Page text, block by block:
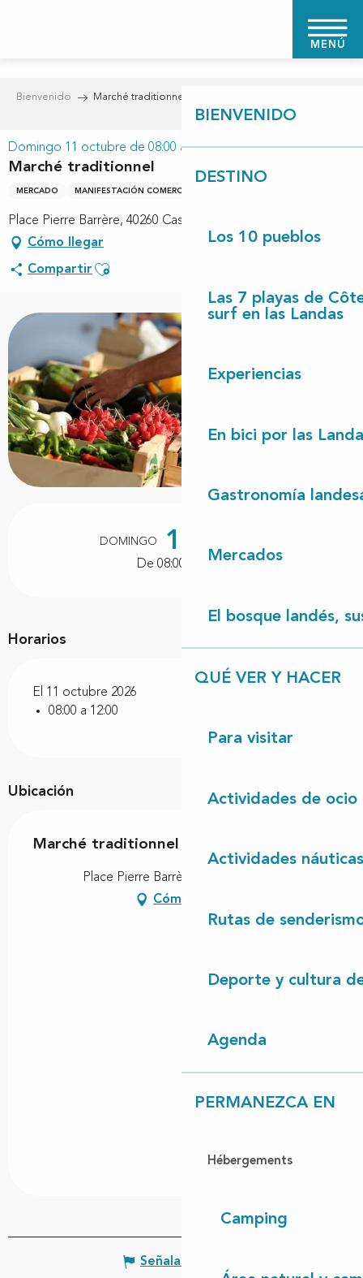
MENÚ
BIENVENIDO
DESTINO
Los 10 pueblos
Las 7 playas de
surf en las Landas
Experiencias
En bici por las
Gastronomía
Mercados
El bosque landés,
QUÉ VER Y HACER
Para visitar
Actividades de ocio
Actividades náuticas
Rutas de
Deporte y cultura
Agenda
PERMANEZCA EN
Hébergements
Camping
Bienvenido Marché traditionnel
Domingo 11 octubre de 08:00 a 12:00
Marché traditionnel
MERCADO MANIFESTACIÓN COMERCIAL
Place Pierre Barrère, 40260 Castets
Cómo llegar
Compartir Ajouter aux favoris
DOMINGO 11
De 08:00 a 12:00
Horarios
El 11 octubre 2026
08:00 a 12:00
Ubicación
Marché traditionnel
Place Pierre Barrère, 40260 Castets
Cómo llegar
Señalar un error